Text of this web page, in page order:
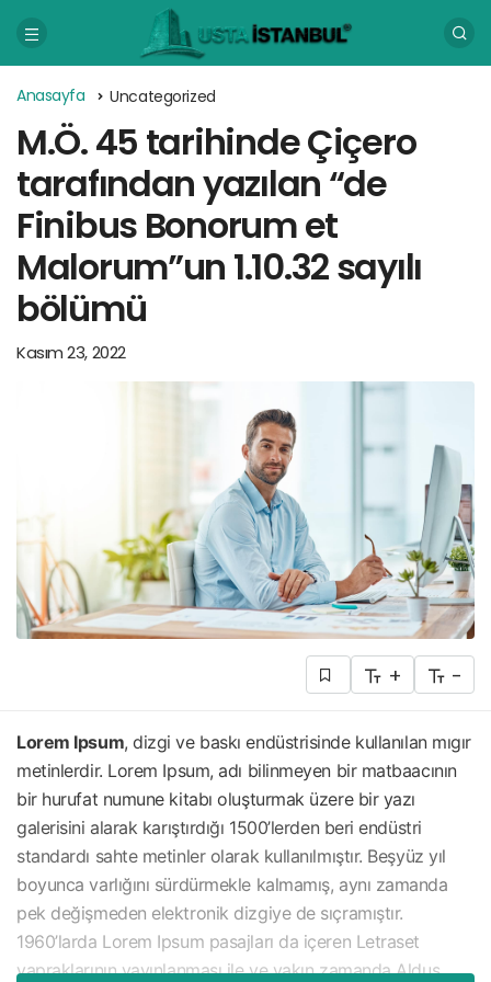
Anasayfa Uncategorized
M.Ö. 45 tarihinde Çiçero
tarafından yazılan “de
Finibus Bonorum et
Malorum”un 1.10.32 sayılı
bölümü
Kasım 23, 2022
+ -
Lorem Ipsum, dizgi ve baskı endüstrisinde kullanılan mıgır
metinlerdir. Lorem Ipsum, adı bilinmeyen bir matbaacının
bir hurufat numune kitabı oluşturmak üzere bir yazı
galerisini alarak karıştırdığı 1500’lerden beri endüstri
standardı sahte metinler olarak kullanılmıştır. Beşyüz yıl
boyunca varlığını sürdürmekle kalmamış, aynı zamanda
pek değişmeden elektronik dizgiye de sıçramıştır.
1960’larda Lorem Ipsum pasajları da içeren Letraset
yapraklarının yayınlanması ile ve yakın zamanda Aldus